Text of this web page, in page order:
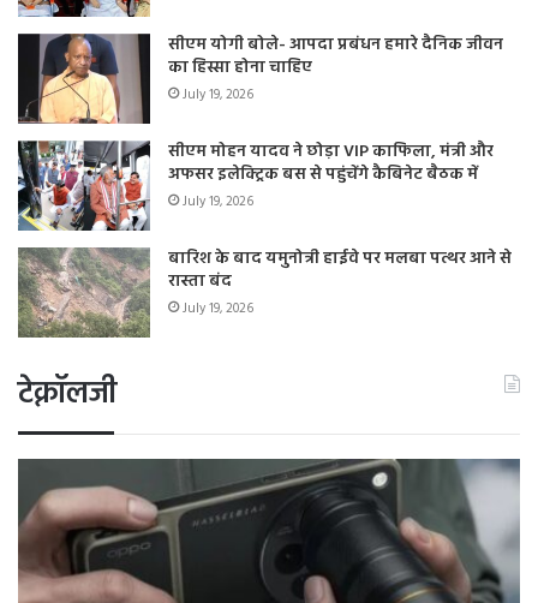
सीएम योगी बोले- आपदा प्रबंधन हमारे दैनिक जीवन
का हिस्सा होना चाहिए
July 19, 2026
सीएम मोहन यादव ने छोड़ा VIP काफिला, मंत्री और
अफसर इलेक्ट्रिक बस से पहुंचेंगे कैबिनेट बैठक में
July 19, 2026
बारिश के बाद यमुनोत्री हाईवे पर मलबा पत्थर आने से
रास्ता बंद
July 19, 2026
टेक्नॉलजी